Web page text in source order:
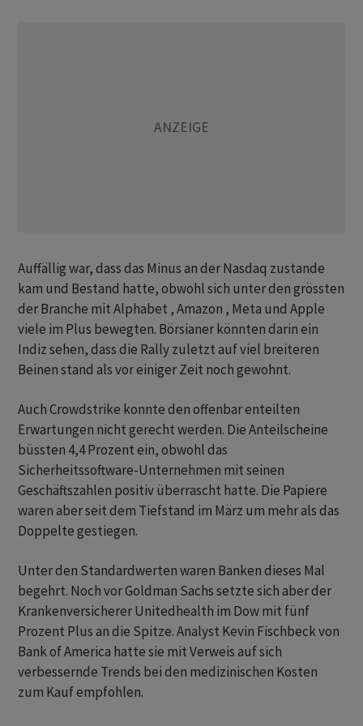
Auffällig war, dass das Minus an der Nasdaq zustande
kam und Bestand hatte, obwohl sich unter den grössten
der Branche mit Alphabet , Amazon , Meta und Apple
viele im Plus bewegten. Börsianer könnten darin ein
Indiz sehen, dass die Rally zuletzt auf viel breiteren
Beinen stand als vor einiger Zeit noch gewohnt.
Auch Crowdstrike konnte den offenbar enteilten
Erwartungen nicht gerecht werden. Die Anteilscheine
büssten 4,4 Prozent ein, obwohl das
Sicherheitssoftware-Unternehmen mit seinen
Geschäftszahlen positiv überrascht hatte. Die Papiere
waren aber seit dem Tiefstand im März um mehr als das
Doppelte gestiegen.
Unter den Standardwerten waren Banken dieses Mal
begehrt. Noch vor Goldman Sachs setzte sich aber der
Krankenversicherer Unitedhealth im Dow mit fünf
Prozent Plus an die Spitze. Analyst Kevin Fischbeck von
Bank of America hatte sie mit Verweis auf sich
verbessernde Trends bei den medizinischen Kosten
zum Kauf empfohlen.